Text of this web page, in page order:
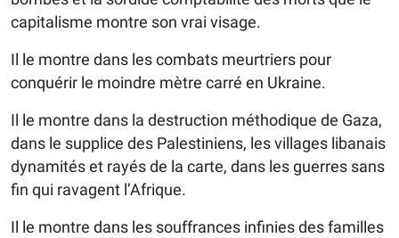
capitalisme montre son vrai visage.
Il le montre dans les combats meurtriers pour
conquérir le moindre mètre carré en Ukraine.
Il le montre dans la destruction méthodique de Gaza,
dans le supplice des Palestiniens, les villages libanais
dynamités et rayés de la carte, dans les guerres sans
fin qui ravagent l’Afrique.
Il le montre dans les souffrances infinies des familles